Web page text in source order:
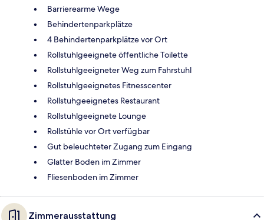
Barrierearme Wege
Behindertenparkplätze
4 Behindertenparkplätze vor Ort
Rollstuhlgeeignete öffentliche Toilette
Rollstuhlgeeigneter Weg zum Fahrstuhl
Rollstuhlgeeignetes Fitnesscenter
Rollstuhgeeignetes Restaurant
Rollstuhlgeeignete Lounge
Rollstühle vor Ort verfügbar
Gut beleuchteter Zugang zum Eingang
Glatter Boden im Zimmer
Fliesenboden im Zimmer
Zimmerausstattung